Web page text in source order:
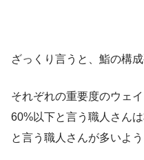
ざっくり言うと、鮨の構
それぞれの重要度のウェ
60%以下と言う職人さん
と言う職人さんが多いよ